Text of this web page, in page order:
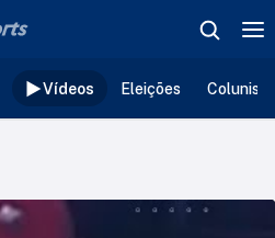
Vídeos Eleições